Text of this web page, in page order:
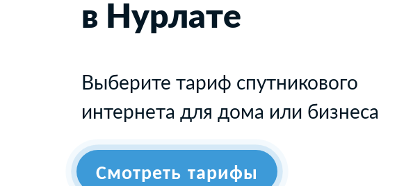
в Нурлате
Выберите тариф спутникового
интернета для дома или бизнеса
Смотреть тарифы